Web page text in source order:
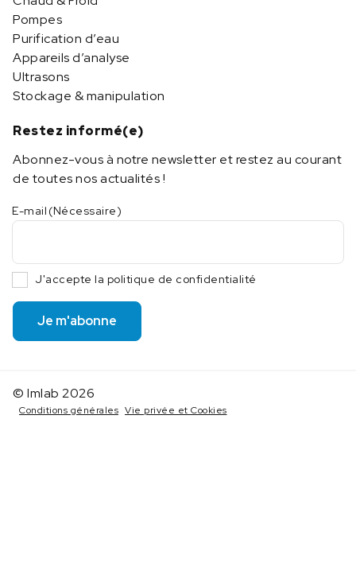
Pompes
Purification d’eau
Appareils d’analyse
Ultrasons
Stockage & manipulation
Restez informé(e)
Abonnez-vous à notre newsletter et restez au courant
de toutes nos actualités !
E-mail (Nécessaire)
J'accepte la politique de confidentialité
Je m'abonne
© Imlab 2026
Conditions générales Vie privée et Cookies